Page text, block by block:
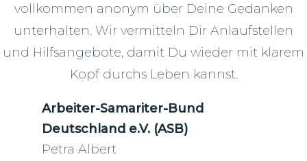
vollkommen anonym über Deine Gedanken
unterhalten. Wir vermitteln Dir Anlaufstellen
und Hilfsangebote, damit Du wieder mit klarem
Kopf durchs Leben kannst.
Arbeiter-Samariter-Bund
Deutschland e.V. (ASB)
Petra Albert